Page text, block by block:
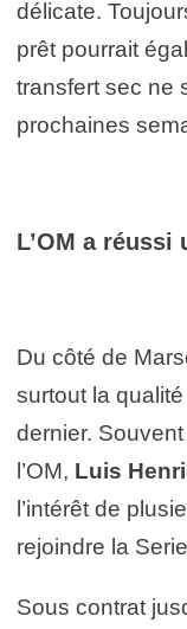
délicate.
prêt pourrait
transfert sec ne
prochaines
L’OM a
Du côté de
surtout la
dernier.
l’OM, Luis
l’intérêt de
rejoindre la
Sous contrat